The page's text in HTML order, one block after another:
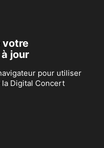
votre
jour
pour utiliser
Digital Concert